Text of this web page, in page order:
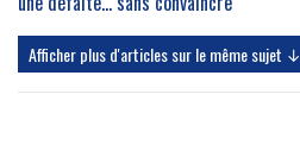
Afficher plus d'articles sur le même sujet ↓